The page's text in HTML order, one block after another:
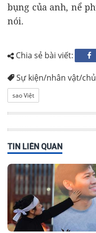
bụng của anh, nể
nói.
Chia sẻ bài viết:
Sự kiện/nhân vật/
sao Việt
TIN LIÊN QUAN